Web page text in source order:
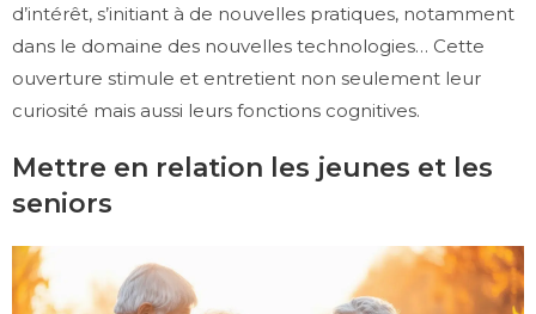
d’intérêt, s’initiant à de nouvelles pratiques, notamment
dans le domaine des nouvelles technologies… Cette
ouverture stimule et entretient non seulement leur
curiosité mais aussi leurs fonctions cognitives.
Mettre en relation les jeunes et les
seniors